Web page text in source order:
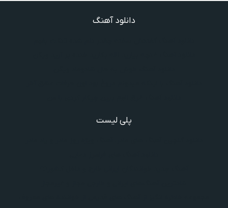
دانلود آهنگ
پلی لیست